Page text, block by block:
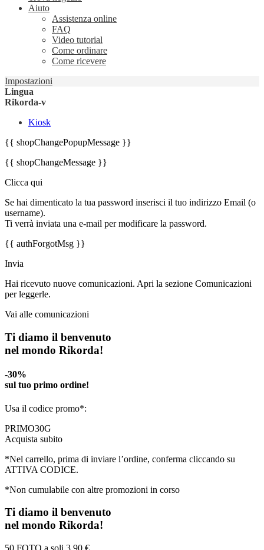
Aiuto
Assistenza online
FAQ
Video tutorial
Come ordinare
Come ricevere
Impostazioni
Lingua
Rikorda-v
Kiosk
{{ shopChangePopupMessage }}
{{ shopChangeMessage }}
Clicca qui
Se hai dimenticato la tua password inserisci il tuo indirizzo Email (o
username).
Ti verrà inviata una e-mail per modificare la password.
{{ authForgotMsg }}
Invia
Hai ricevuto nuove comunicazioni. Apri la sezione Comunicazioni
per leggerle.
Vai alle comunicazioni
Ti diamo il benvenuto
nel mondo Rikorda!
-30%
sul tuo primo ordine!
Usa il codice promo*:
PRIMO30G
Acquista subito
*Nel carrello, prima di inviare l’ordine, conferma cliccando su
ATTIVA CODICE.
*Non cumulabile con altre promozioni in corso
Ti diamo il benvenuto
nel mondo Rikorda!
50 FOTO a soli 3,90 €